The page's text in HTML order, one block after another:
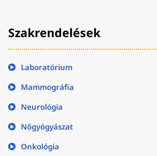
Szakrendelések
Laboratórium
Mammográfia
Neurológia
Nőgyógyászat
Onkológia